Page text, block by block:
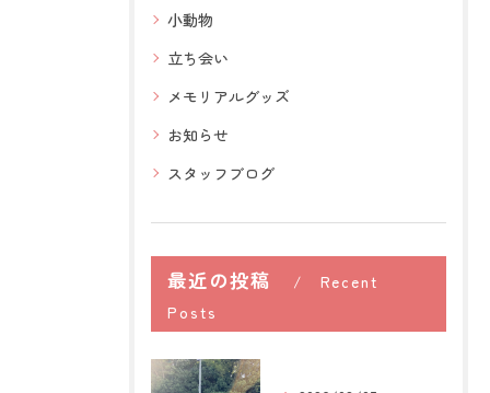
小動物
立ち会い
メモリアルグッズ
お知らせ
スタッフブログ
最近の投稿
Recent
Posts